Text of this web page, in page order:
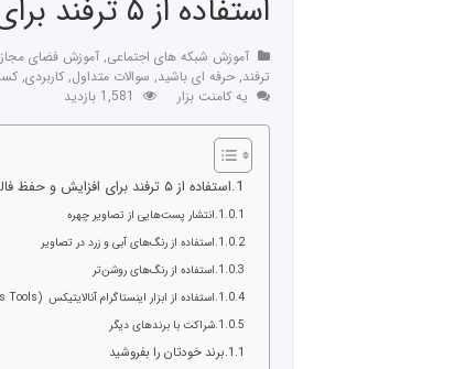
استفاده از ۵ ترفند برای افزایش و حفظ فالوور اینستاگرام
آموزش شبکه های اجتماعی, آموزش فضای
ترفند, حرفه ای باشید, سوالات متداول, کاربردی,
یه کامنت بزار
1,581 بازدید
استفاده از ۵ ترفند برای افزایش و حفظ فالوور اینستاگرام
انتشار پست‌هایی از تصاویر چهره
استفاده از رنگ‌های آبی و زرد در تصاویر
استفاده از رنگ‌های روشن‌تر
استفاده از ابزار اینستاگرام آنالایتیکس (Instagram Analytics Tools )
شراکت با برندهای دیگر
برند خودتان را بفروشید